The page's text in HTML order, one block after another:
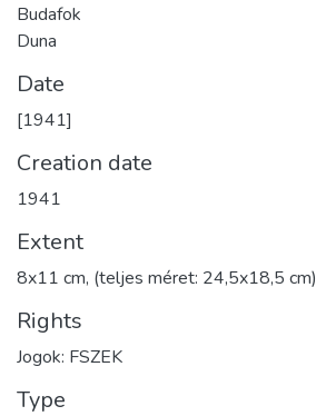
Budafok
Duna
Date
[1941]
Creation date
1941
Extent
8x11 cm, (teljes méret: 24,5x18,5 cm)
Rights
Jogok: FSZEK
Type